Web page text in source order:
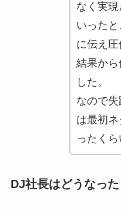
なく実現
いった
に伝え圧
結果か
した。
なので
は最初
ったくら
DJ社長はどうなっ